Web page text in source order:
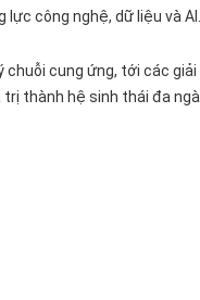
công nghệ, dữ liệu và AI.
cung ứng, tới các
thành hệ sinh thái đa